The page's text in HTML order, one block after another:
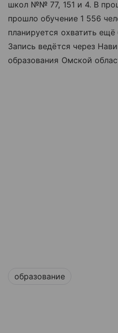
школ №№ 77, 151 и 4. В
прошло обучение 1 556
планируется охватить
Запись ведётся через
образования Омской
образование